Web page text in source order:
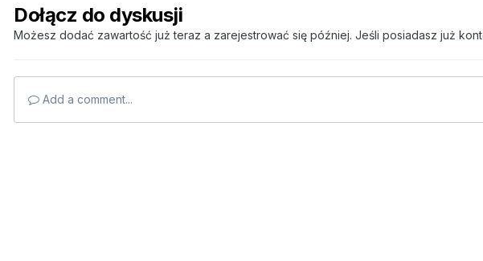
Dołącz do dyskusji
Możesz dodać zawartość już teraz a zarejestrować się później. Jeśli posiadasz już
Add a comment...